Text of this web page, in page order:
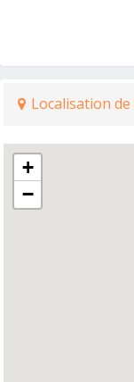
Localisation de
+
−